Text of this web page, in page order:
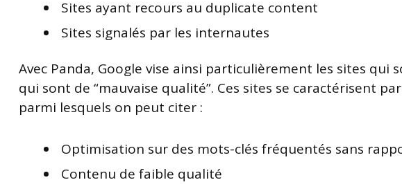
Sites ayant recours au duplicate content
Sites signalés par les internautes
Avec Panda, Google vise ainsi particulièrement les sites qui
qui sont de “mauvaise qualité”. Ces sites se caractérisent
parmi lesquels on peut citer :
Optimisation sur des mots-clés fréquentés sans
Contenu de faible qualité